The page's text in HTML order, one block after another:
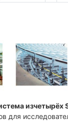
изчетырёх
для